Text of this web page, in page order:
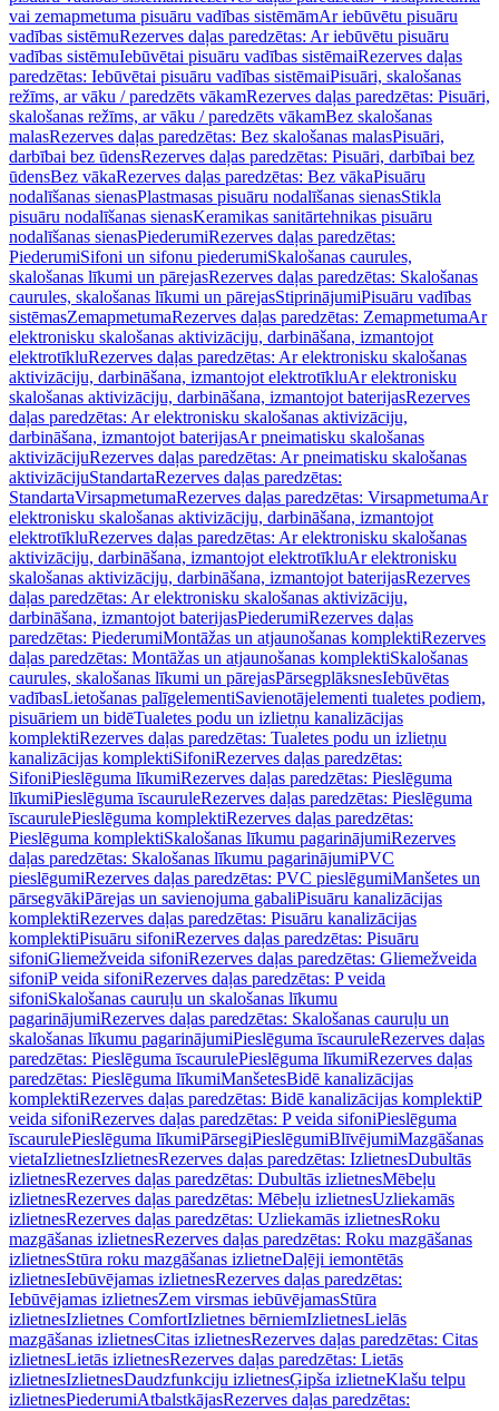
vai zemapmetuma pisuāru vadības sistēmāmAr iebūvētu pisuāru
vadības sistēmuRezerves daļas paredzētas: Ar iebūvētu pisuāru
vadības sistēmuIebūvētai pisuāru vadības sistēmaiRezerves daļas
paredzētas: Iebūvētai pisuāru vadības sistēmaiPisuāri, skalošanas
režīms, ar vāku / paredzēts vākamRezerves daļas paredzētas: Pisuāri,
skalošanas režīms, ar vāku / paredzēts vākamBez skalošanas
malasRezerves daļas paredzētas: Bez skalošanas malasPisuāri,
darbībai bez ūdensRezerves daļas paredzētas: Pisuāri, darbībai bez
ūdensBez vākaRezerves daļas paredzētas: Bez vākaPisuāru
nodalīšanas sienasPlastmasas pisuāru nodalīšanas sienasStikla
pisuāru nodalīšanas sienasKeramikas sanitārtehnikas pisuāru
nodalīšanas sienasPiederumiRezerves daļas paredzētas:
PiederumiSifoni un sifonu piederumiSkalošanas caurules,
skalošanas līkumi un pārejasRezerves daļas paredzētas: Skalošanas
caurules, skalošanas līkumi un pārejasStiprinājumiPisuāru vadības
sistēmasZemapmetumaRezerves daļas paredzētas: ZemapmetumaAr
elektronisku skalošanas aktivizāciju, darbināšana, izmantojot
elektrotīkluRezerves daļas paredzētas: Ar elektronisku skalošanas
aktivizāciju, darbināšana, izmantojot elektrotīkluAr elektronisku
skalošanas aktivizāciju, darbināšana, izmantojot baterijasRezerves
daļas paredzētas: Ar elektronisku skalošanas aktivizāciju,
darbināšana, izmantojot baterijasAr pneimatisku skalošanas
aktivizācijuRezerves daļas paredzētas: Ar pneimatisku skalošanas
aktivizācijuStandartaRezerves daļas paredzētas:
StandartaVirsapmetumaRezerves daļas paredzētas: VirsapmetumaAr
elektronisku skalošanas aktivizāciju, darbināšana, izmantojot
elektrotīkluRezerves daļas paredzētas: Ar elektronisku skalošanas
aktivizāciju, darbināšana, izmantojot elektrotīkluAr elektronisku
skalošanas aktivizāciju, darbināšana, izmantojot baterijasRezerves
daļas paredzētas: Ar elektronisku skalošanas aktivizāciju,
darbināšana, izmantojot baterijasPiederumiRezerves daļas
paredzētas: PiederumiMontāžas un atjaunošanas komplektiRezerves
daļas paredzētas: Montāžas un atjaunošanas komplektiSkalošanas
caurules, skalošanas līkumi un pārejasPārsegplāksnesIebūvētas
vadībasLietošanas palīgelementiSavienotājelementi tualetes podiem,
pisuāriem un bidēTualetes podu un izlietņu kanalizācijas
komplektiRezerves daļas paredzētas: Tualetes podu un izlietņu
kanalizācijas komplektiSifoniRezerves daļas paredzētas:
SifoniPieslēguma līkumiRezerves daļas paredzētas: Pieslēguma
līkumiPieslēguma īscauruleRezerves daļas paredzētas: Pieslēguma
īscaurulePieslēguma komplektiRezerves daļas paredzētas:
Pieslēguma komplektiSkalošanas līkumu pagarinājumiRezerves
daļas paredzētas: Skalošanas līkumu pagarinājumiPVC
pieslēgumiRezerves daļas paredzētas: PVC pieslēgumiManšetes un
pārsegvākiPārejas un savienojuma gabaliPisuāru kanalizācijas
komplektiRezerves daļas paredzētas: Pisuāru kanalizācijas
komplektiPisuāru sifoniRezerves daļas paredzētas: Pisuāru
sifoniGliemežveida sifoniRezerves daļas paredzētas: Gliemežveida
sifoniP veida sifoniRezerves daļas paredzētas: P veida
sifoniSkalošanas cauruļu un skalošanas līkumu
pagarinājumiRezerves daļas paredzētas: Skalošanas cauruļu un
skalošanas līkumu pagarinājumiPieslēguma īscauruleRezerves daļas
paredzētas: Pieslēguma īscaurulePieslēguma līkumiRezerves daļas
paredzētas: Pieslēguma līkumiManšetesBidē kanalizācijas
komplektiRezerves daļas paredzētas: Bidē kanalizācijas komplektiP
veida sifoniRezerves daļas paredzētas: P veida sifoniPieslēguma
īscaurulePieslēguma līkumiPārsegiPieslēgumiBlīvējumiMazgāšanas
vietaIzlietnesIzlietnesRezerves daļas paredzētas: IzlietnesDubultās
izlietnesRezerves daļas paredzētas: Dubultās izlietnesMēbeļu
izlietnesRezerves daļas paredzētas: Mēbeļu izlietnesUzliekamās
izlietnesRezerves daļas paredzētas: Uzliekamās izlietnesRoku
mazgāšanas izlietnesRezerves daļas paredzētas: Roku mazgāšanas
izlietnesStūra roku mazgāšanas izlietneDaļēji iemontētās
izlietnesIebūvējamas izlietnesRezerves daļas paredzētas:
Iebūvējamas izlietnesZem virsmas iebūvējamasStūra
izlietnesIzlietnes ComfortIzlietnes bērniemIzlietnesLielās
mazgāšanas izlietnesCitas izlietnesRezerves daļas paredzētas: Citas
izlietnesLietās izlietnesRezerves daļas paredzētas: Lietās
izlietnesIzlietnesDaudzfunkciju izlietnesĢipša izlietneKlašu telpu
izlietnesPiederumiAtbalstkājasRezerves daļas paredzētas: